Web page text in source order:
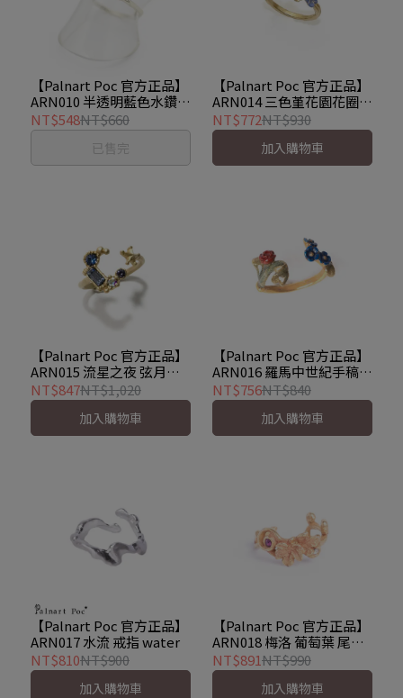
【Palnart Poc 官方正品】
ARN010 半透明藍色水鑽星
星 戒指 Hamilton Star
NT$548NT$660
已售完
【Palnart Poc 官方正品】
ARN014 三色堇花園花圈
戒指 パンジー花畑
NT$772NT$930
加入購物車
【Palnart Poc 官方正品】
ARN015 流星之夜 弦月寶
石 精緻手工可微調戒指尾
戒
NT$847NT$1,020
加入購物車
【Palnart Poc 官方正品】
ARN016 羅馬中世紀手稿裝
飾物 藍紅常春藤花朵 小指
尾戒 戒指
NT$756NT$840
加入購物車
【Palnart Poc 官方正品】
ARN017 水流 戒指 water
NT$810NT$900
加入購物車
【Palnart Poc 官方正品】
ARN018 梅洛 葡萄葉 尾戒
戒指 プティメルローリン
グ Petit merlot
NT$891NT$990
加入購物車